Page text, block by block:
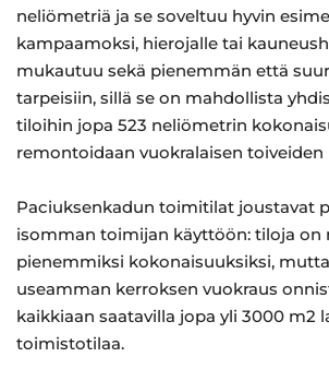
neliömetriä ja se soveltuu hyvin
kampaamoksi, hierojalle tai
mukautuu sekä pienemmän että
tarpeisiin, sillä se on mahdollista
tiloihin jopa 523 neliömetrin
remontoidaan vuokralaisen toiveiden
Paciuksenkadun toimitilat joustavat
isomman toimijan käyttöön: tiloja on
pienemmiksi kokonaisuuksiksi,
useamman kerroksen vuokraus
kaikkiaan saatavilla jopa yli 3000 m2
toimistotilaa.